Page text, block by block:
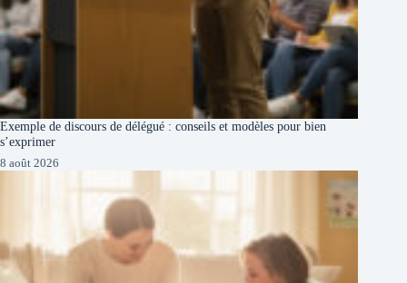
Exemple de discours de délégué : conseils et modèles pour bien
s’exprimer
8 août 2026